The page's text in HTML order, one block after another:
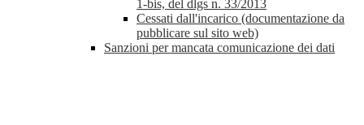
1-bis, del dlgs n. 33/2013
Cessati dall'incarico (documentazione da
pubblicare sul sito web)
Sanzioni per mancata comunicazione dei dati